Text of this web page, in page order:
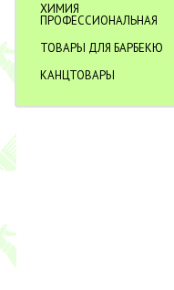
ХИМИЯ
ПРОФЕССИОНАЛЬНАЯ
ТОВАРЫ ДЛЯ БАРБЕКЮ
КАНЦТОВАРЫ